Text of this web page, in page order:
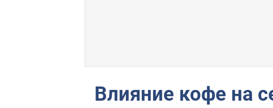
Влияние кофе на